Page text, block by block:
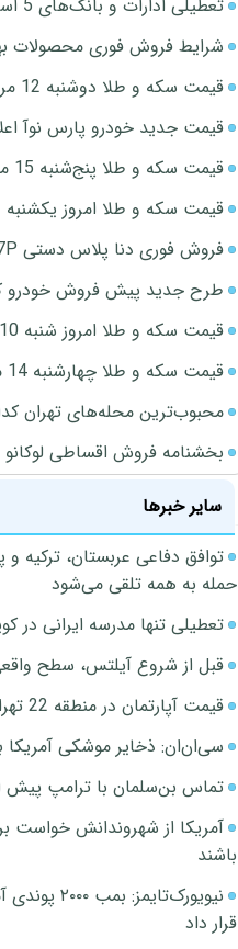
تعطیلی ادارات و بانک‌های 5 استان در روز چهارشنبه
شرایط فروش فوری محصولات بهمن
قیمت سکه و طلا دوشنبه 12 مرداد 1405
قیمت جدید خودرو پارس نوآ اعلام
قیمت سکه و طلا پنج‌شنبه 15 مرداد 1405
قیمت سکه و طلا امروز یکشنبه 1405/05/11
فروش فوری دنا پلاس دستی EF7P (بدون قرعه کشی)
طرح جدید پیش فروش خودرو
قیمت سکه و طلا امروز شنبه 1405/05/10
قیمت سکه و طلا چهارشنبه 14 مرداد 1405
محبوب‌ترین محله‌های تهران
بخشنامه فروش اقساطی لوکانو L7 و لوکانو L8 (مرداد 1405)
سایر خبرها
توافق دفاعی عربستان، ترکیه
حمله به همه تلقی می‌شود
تعطیلی تنها مدرسه ایرانی در
قبل از شروع آیلتس، سطح
قیمت آپارتمان در منطقه 22 تهران چقدر است؟
سی‌ان‌ان: ذخایر موشکی
تماس بن‌سلمان با ترامپ پیش
آمریکا از شهروندانش خواست
باشند
قرار داد